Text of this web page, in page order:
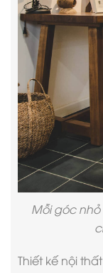
Mỗi góc
Thiết kế nội